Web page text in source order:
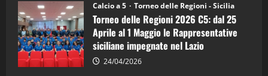
Calcio a 5 Torneo delle Regioni - Sicilia
Torneo delle Regioni 2026 C5: dal 25
Aprile al 1 Maggio le Rappresentative
siciliane impegnate nel Lazio
24/04/2026